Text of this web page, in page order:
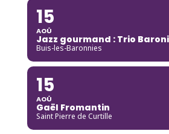
15
AOÛ
Jazz gourmand : Trio
Buis-les-Baronnies
15
AOÛ
Gaël Fromantin
Saint Pierre de Curtille